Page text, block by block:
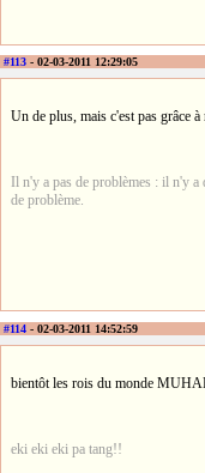
#113 - 02-03-2011 12:29:05
Un de plus, mais c'est pas grâce
Il n'y a pas de problèmes : il n'y
de problème.
#114 - 02-03-2011 14:52:59
bientôt les rois du monde
eki eki eki pa tang!!